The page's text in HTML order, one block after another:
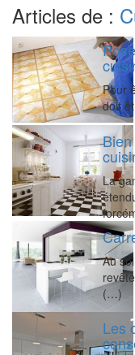
Articles de :
Pour
doit
La
Au
(…)
Les